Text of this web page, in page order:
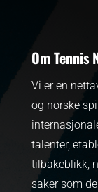
Om Tennis
Vi er en
og norske
talenter,
tilbakeblikk,
saker som